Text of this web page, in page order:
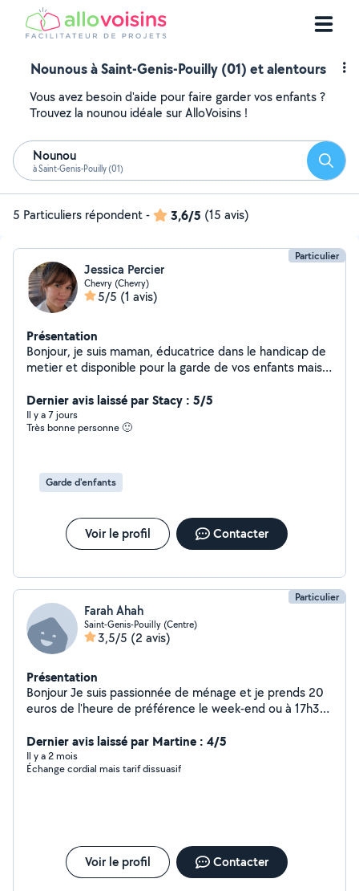
Nounous à Saint-Genis-Pouilly (01) et alentours
Vous avez besoin d'aide pour faire garder vos enfants ?
Trouvez la nounou idéale sur AlloVoisins !
Nounou
à Saint-Genis-Pouilly (01)
5 Particuliers répondent- 3,6/5 (15 avis)
Particulier
Jessica Percier
Chevry (Chevry)
5/5 (1 avis)
Présentation
Bonjour, je suis maman, éducatrice dans le handicap de
metier et disponible pour la garde de vos enfants mais
Dernier avis laissé par Stacy : 5/5
Il y a 7 jours
Très bonne personne 🙂
Garde d'enfants
Voir le profil Contacter
Particulier
Farah Ahah
Saint-Genis-Pouilly (Centre)
3,5/5 (2 avis)
Présentation
Bonjour Je suis passionnée de ménage et je prends 20
euros de l'heure de préférence le week-end ou à 17h30
mon domicile 6 euros de l'heure.
Dernier avis laissé par Martine : 4/5
Il y a 2 mois
Échange cordial mais tarif dissuasif
Voir le profil Contacter